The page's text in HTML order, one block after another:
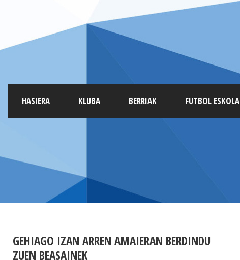
HASIERA KLUBA BERRIAK FUTBOL ESKOLA
GEHIAGO IZAN ARREN AMAIERAN BERDINDU
ZUEN BEASAINEK